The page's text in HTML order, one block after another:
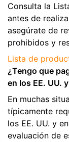
Consulta la
antes de
asegúrate de
prohibidos y
Lista de
¿Tengo que
en los EE. UU.
En muchas
típicamente
los EE. UU. y
evaluación de